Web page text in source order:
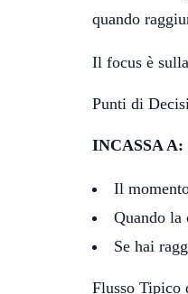
quando
Il focus è
Punti di
INCASSA A:
Il
Quando la
Se hai
Flusso Tipico